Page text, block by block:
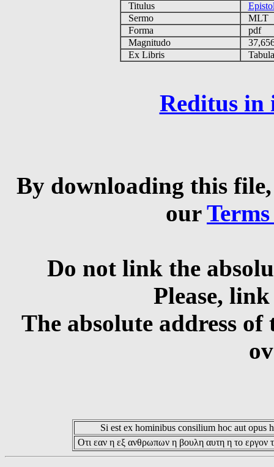
Titulus
Sermo
MLT
Forma
pdf
Magnitudo
Ex Libris
Reditus in
By downloading this
our
Do not link the
Please,
The absolute address
Si est ex hominibus consilium hoc aut opus
Οτι εαν η εξ ανθρωπων η βουλη αυτη η το εργον